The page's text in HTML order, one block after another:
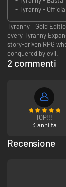
- Tyranny -
Tyranny – Gold
every Tyranny
story-driven RPG
conquered by evil.
2 commenti
TOP!!!
3 anni fa
Recensione